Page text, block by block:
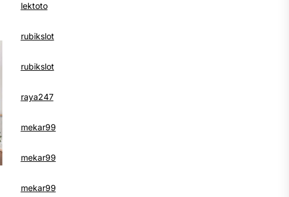
lektoto
rubikslot
rubikslot
raya247
mekar99
mekar99
mekar99